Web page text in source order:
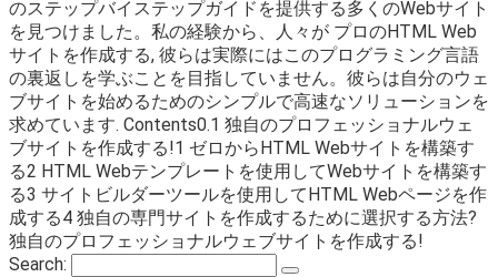
のステップバイステップガイドを提供する多くのWebサイト
を見つけました。私の経験から、人々が プロのHTML Web
サイトを作成する, 彼らは実際にはこのプログラミング言語
の裏返しを学ぶことを目指していません。彼らは自分のウェ
ブサイトを始めるためのシンプルで高速なソリューションを
求めています. Contents0.1 独自のプロフェッショナルウェ
ブサイトを作成する!1 ゼロからHTML Webサイトを構築す
る2 HTML Webテンプレートを使用してWebサイトを構築す
る3 サイトビルダーツールを使用してHTML Webページを作
成する4 独自の専門サイトを作成するために選択する方法?
独自のプロフェッショナルウェブサイトを作成する!
Search: